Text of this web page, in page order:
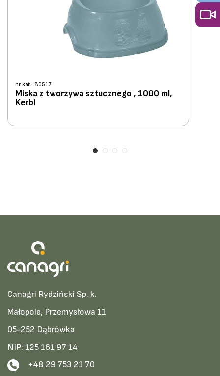
nr kat.: 80517
Miska z tworzywa sztucznego , 1000 ml,
Kerbl
Canagri Rydziński Sp. k.
Małopole, Przemysłowa 11
05-252 Dąbrówka
NIP: 125 161 97 14
+48 29 753 21 70